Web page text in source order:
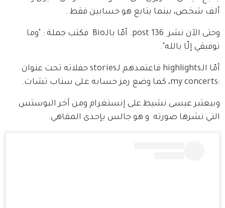
ألف شخص، بينما يتابع هو حسابين فقط .
وحتى الآن نشر  136 post. أمّا بالـBio  فكتب جملة : "وما
توفيقي إلّا بالله".
أمّا الـhighlights فاعتمدهم لـstories حفلاته تحت عنوان
:my concerts، كما وضع رمز حسابه عـلى سناب تشات.
وبيعتبر عيسى نشيط على إنستغرام ومن آخر البوستس
التي نشرها صورته  و هو جالس بإحدى المقاهي.